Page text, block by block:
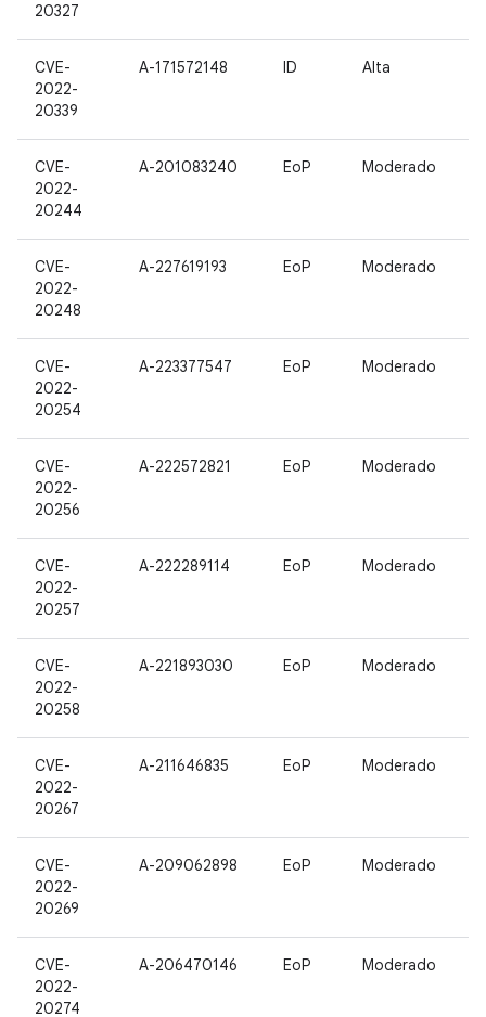
20327
CVE-
2022-
20339
A-171572148 ID Alta
CVE-
2022-
20244
A-201083240 EoP Moderado
CVE-
2022-
20248
A-227619193 EoP Moderado
CVE-
2022-
20254
A-223377547 EoP Moderado
CVE-
2022-
20256
A-222572821 EoP Moderado
CVE-
2022-
20257
A-222289114 EoP Moderado
CVE-
2022-
20258
A-221893030 EoP Moderado
CVE-
2022-
20267
A-211646835 EoP Moderado
CVE-
2022-
20269
A-209062898 EoP Moderado
CVE-
2022-
20274
A-206470146 EoP Moderado